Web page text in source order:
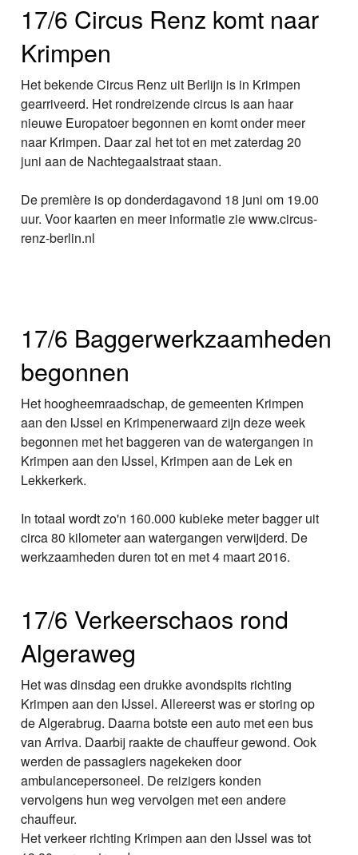
17/6 Circus Renz komt naar
Krimpen
Het bekende Circus Renz uit Berlijn is in Krimpen
gearriveerd. Het rondreizende circus is aan haar
nieuwe Europatoer begonnen en komt onder meer
naar Krimpen. Daar zal het tot en met zaterdag 20
juni aan de Nachtegaalstraat staan.
De première is op donderdagavond 18 juni om 19.00
uur. Voor kaarten en meer informatie zie www.circus-
renz-berlin.nl
17/6 Baggerwerkzaamheden
begonnen
Het hoogheemraadschap, de gemeenten Krimpen
aan den IJssel en Krimpenerwaard zijn deze week
begonnen met het baggeren van de watergangen in
Krimpen aan den IJssel, Krimpen aan de Lek en
Lekkerkerk.
In totaal wordt zo'n 160.000 kubieke meter bagger uit
circa 80 kilometer aan watergangen verwijderd. De
werkzaamheden duren tot en met 4 maart 2016.
17/6 Verkeerschaos rond
Algeraweg
Het was dinsdag een drukke avondspits richting
Krimpen aan den IJssel. Allereerst was er storing op
de Algerabrug. Daarna botste een auto met een bus
van Arriva. Daarbij raakte de chauffeur gewond. Ook
werden de passagiers nagekeken door
ambulancepersoneel. De reizigers konden
vervolgens hun weg vervolgen met een andere
chauffeur.
Het verkeer richting Krimpen aan den IJssel was tot